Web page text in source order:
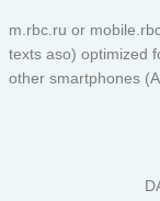
m.rbc.ru or
texts aso) optimized
other smartphones